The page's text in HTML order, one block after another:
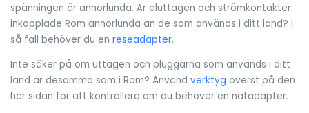
spänningen är annorlunda. Är eluttagen och strömkontakter
inkopplade Rom annorlunda än de som används i ditt land? I
så fall behöver du en reseadapter.
Inte säker på om uttagen och pluggarna som används i ditt
land är desamma som i Rom? Använd verktyg överst på den
här sidan för att kontrollera om du behöver en nätadapter.